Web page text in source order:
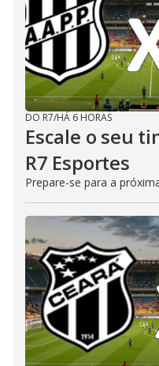
DO R7/HÁ 6 HORAS
Escale o seu
R7 Esportes
Prepare-se para a